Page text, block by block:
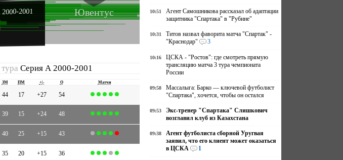
Ювентус
2001
тураСерия А 2000-2001
ЗМ ПМ +|- О Матчи
44 17 +27 54
39 15 +24 48
40 25 +15 43
35 20 +15 36
10:51
Агент Самошникова рассказал об адаптации
защитника "Спартака" в "Рубине"
10:31
Титов назвал фаворита матча "Спартак" -
"Краснодар"
3
10:16
ЦСКА - "Ростов": где смотреть прямую
трансляцию матча 3 тура чемпионата
России
09:58
Массалыга: Барко — ключевой футболист
"Спартака", хочется, чтобы он остался
09:53
Экс-тренер "Спартака" Слишкович
возглавил клуб из Казахстана
09:38
Агент футболиста сборной Уругвая
заявил, что его клиент может оказаться
в ЦСКА
1